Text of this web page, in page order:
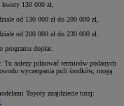
130 000 zł,
od 130 000 zł do 200 000 zł,
od 200 000 zł do 230 000 zł.
programu dopłat.
Tu należy pilnować terminów podanych
wyczerpania puli środków, mogą
Toyoty znajdziecie tutaj: